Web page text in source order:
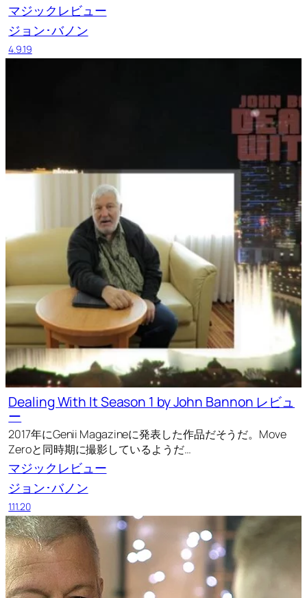
マジックレビュー
ジョン･バノン
4.9.19
Dealing With It Season 1 by John Bannon レビュ
ー
2017年にGenii Magazineに発表した作品だそうだ。Move
Zeroと同時期に撮影しているようだ…
マジックレビュー
ジョン･バノン
1.11.20